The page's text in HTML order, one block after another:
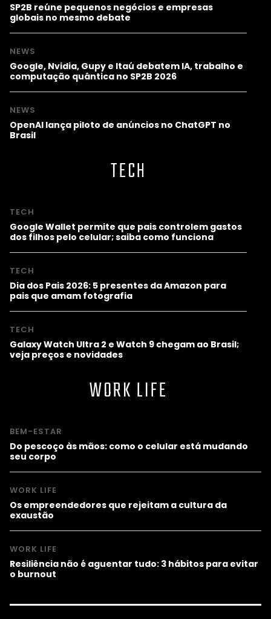
SP2B reúne pequenos negócios e empresas
globais no mesmo debate
NEWS
Google, Nvidia, Gupy e Itaú debatem IA, trabalho e
computação quântica no SP2B 2026
NEWS
OpenAI lança piloto de anúncios no ChatGPT no
Brasil
TECH
TECH
Google Wallet permite que pais controlem gastos
dos filhos pelo celular; saiba como funciona
TECH
Dia dos Pais 2026: 5 presentes da Amazon para
pais que amam fotografia
TECH
Galaxy Watch Ultra 2 e Watch 9 chegam ao Brasil;
veja preços e novidades
WORK LIFE
BEM-ESTAR
Do pescoço às mãos: como o celular está mudando
seu corpo
WORK LIFE
Os empreendedores que rejeitam a cultura da
exaustão
WORK LIFE
Resiliência não é aguentar tudo: 3 hábitos para evitar
o burnout